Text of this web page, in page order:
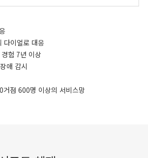
다이얼로 대응
험 7년 이상
애 감시
점 600명 이상의 서비스망